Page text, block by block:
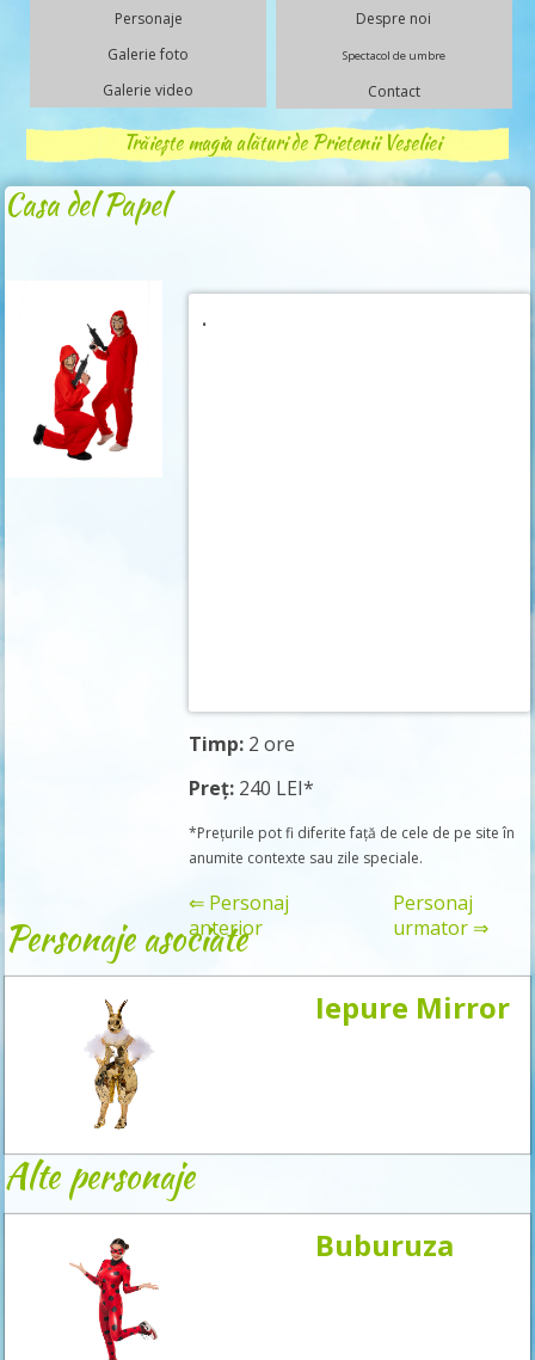
Personaje
Galerie foto
Galerie video
Despre noi
Spectacol de umbre
Contact
Trăiește magia alături de Prietenii Veseliei
Casa del Papel
.
Timp: 2 ore
Preț: 240 LEI*
*Prețurile pot fi diferite față de cele de pe site în
anumite contexte sau zile speciale.
Rezervă
⇐ Personaj
anterior
Personaj
urmator ⇒
Personaje asociate
Iepure Mirror
Alte personaje
Buburuza